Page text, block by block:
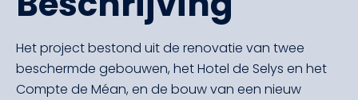
Het project bestond uit de renovatie van twee
beschermde gebouwen, het Hotel de Selys en het
Compte de Méan, en de bouw van een nieuw